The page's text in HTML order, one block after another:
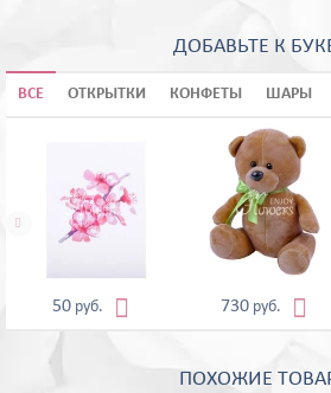
ДОБАВЬТЕ К
ВСЕ ОТКРЫТКИ КОНФЕТЫ ШАРЫ
50 руб.  730 руб. 

ПОХОЖИЕ